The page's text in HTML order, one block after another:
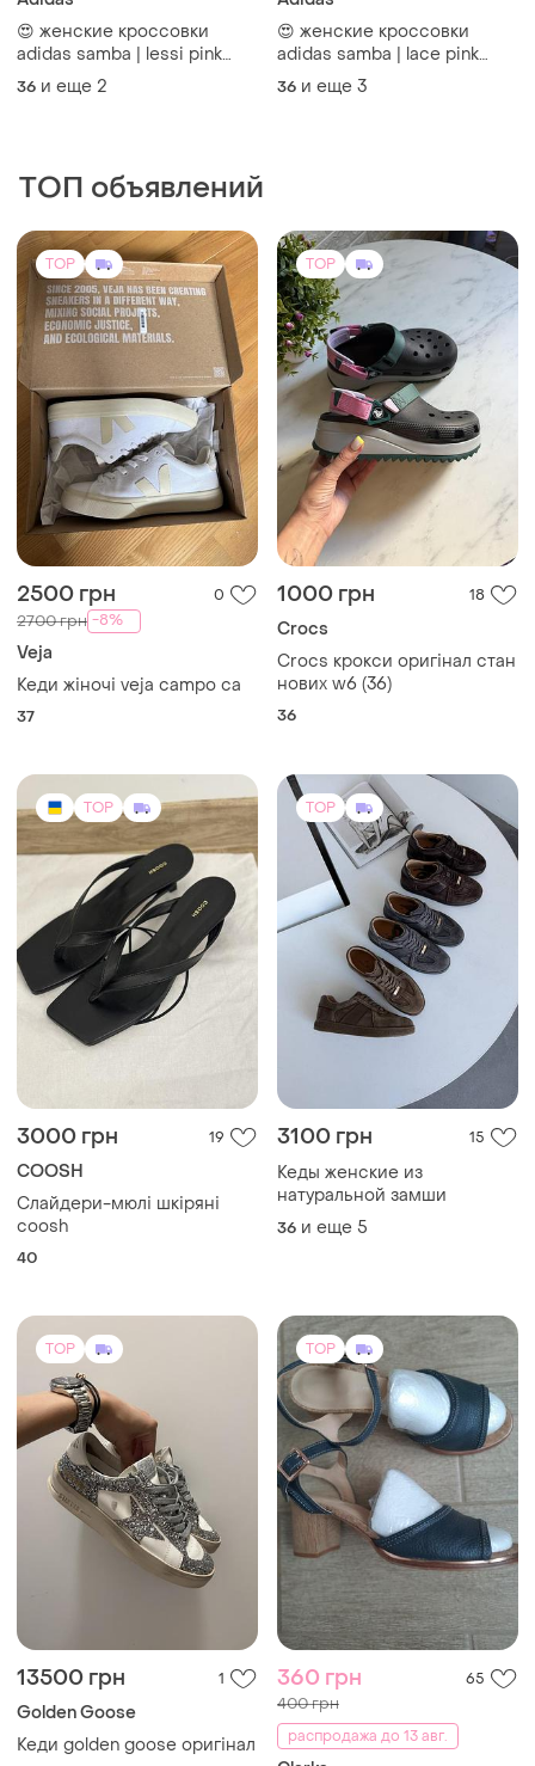
😍 женские кроссовки
adidas samba | lessi pink
premium (2)
36 и еще 2
😍 женские кроссовки
adidas samba | lace pink
premium (6)
36 и еще 3
ТОП объявлений
TOP
2500 грн 0
2700 грн -8%
Veja
Кеди жіночі veja campo ca
37
TOP
1000 грн 18
Crocs
Crocs крокси оригінал стан
нових w6 (36)
36
TOP
3000 грн 19
COOSH
Слайдери-мюлі шкіряні
coosh
40
TOP
3100 грн 15
Кеды женские из
натуральной замши
36 и еще 5
TOP
13500 грн 1
Golden Goose
Кеди golden goose оригінал
TOP
360 грн 65
400 грн
распродажа до 13 авг.